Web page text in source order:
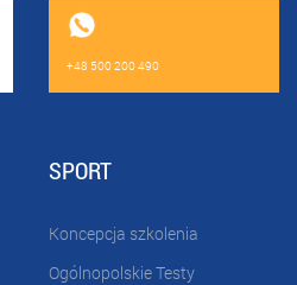
+48 500 200 490
SPORT
Koncepcja szkolenia
Ogólnopolskie Testy